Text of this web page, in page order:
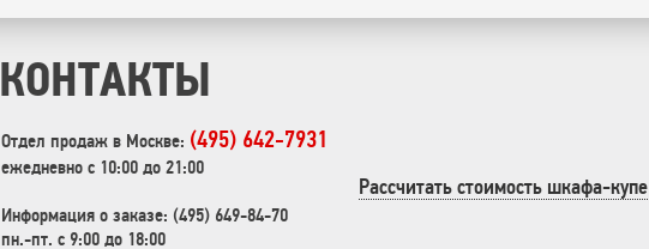
КОНТАКТЫ
Отдел продаж в Москве: (495) 642-7931
ежедневно с 10:00 до 21:00
Информация о заказе: (495) 649-84-70
пн.-пт. с 9:00 до 18:00
Рассчитать стоимость шкафа-купе